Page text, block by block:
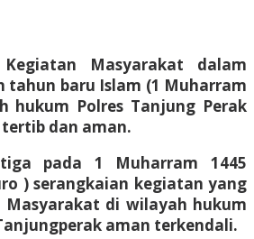
Kegiatan Masyarakat dalam
tahun baru Islam (1 Muharram
hukum Polres Tanjung Perak
dan aman.
pada 1 Muharram 1445
) serangkaian kegiatan yang
Masyarakat di wilayah hukum
aman terkendali.